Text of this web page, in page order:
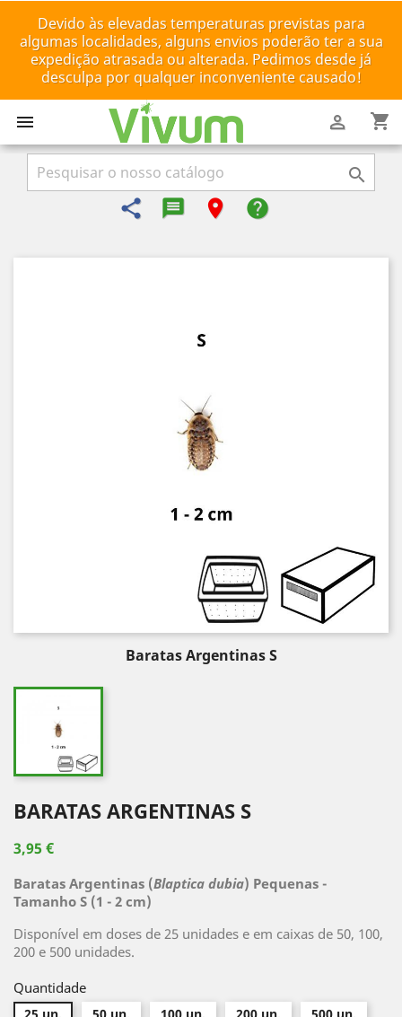
Devido às elevadas temperaturas previstas para
algumas localidades, alguns envios poderão ter a sua
expedição atrasada ou alterada. Pedimos desde já
desculpa por qualquer inconveniente causado!
 shopping_cart


share message-reply-text
room help
Baratas Argentinas S
BARATAS ARGENTINAS S
3,95 €
Baratas Argentinas (Blaptica dubia) Pequenas -
Tamanho S (1 - 2 cm)
Disponível em doses de 25 unidades e em caixas de 50, 100,
200 e 500 unidades.
Quantidade